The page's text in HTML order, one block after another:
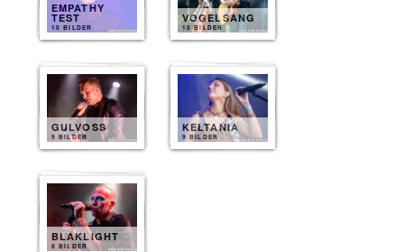
EMPATHY
TEST
10 BILDER
VOGELSANG
10 BILDER
GULVOSS
9 BILDER
KELTANIA
9 BILDER
BLAKLIGHT
8 BILDER